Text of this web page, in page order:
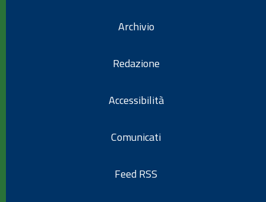
Archivio
Redazione
Accessibilità
Comunicati
Feed RSS